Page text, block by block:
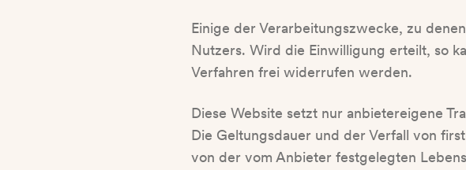
Einige der Verarbeitungszwecke, zu
Nutzers. Wird die Einwilligung erteilt, so
Verfahren frei widerrufen werden.
Diese Website setzt nur anbietereigene
Die Geltungsdauer und der Verfall von
von der vom Anbieter festgelegten